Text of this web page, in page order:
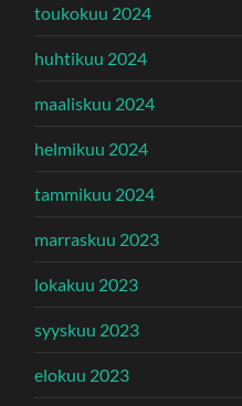
toukokuu 2024
huhtikuu 2024
maaliskuu 2024
helmikuu 2024
tammikuu 2024
marraskuu 2023
lokakuu 2023
syyskuu 2023
elokuu 2023